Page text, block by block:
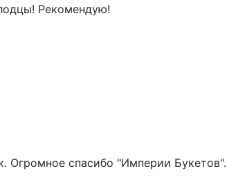
Рекомендую!
Огромное спасибо "Империи